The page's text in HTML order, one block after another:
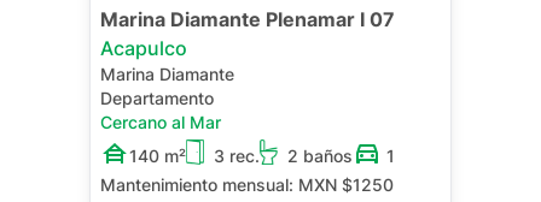
Marina Diamante Plenamar I 07
Acapulco
Marina Diamante
Departamento
Cercano al Mar
140 m²
3 rec. 2 baños
1
Mantenimiento mensual: MXN $1250